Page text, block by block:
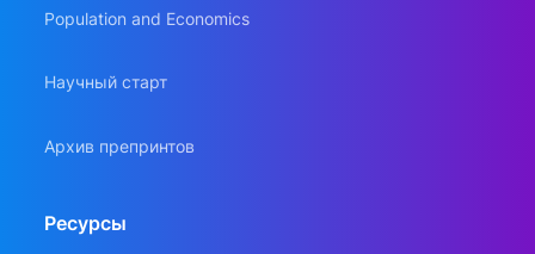
Population and Economics
Научный старт
Архив препринтов
Ресурсы